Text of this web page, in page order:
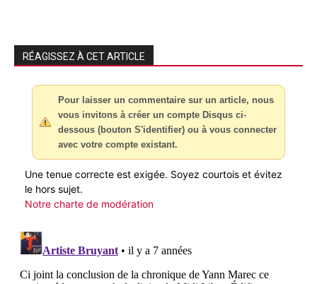
RÉAGISSEZ À CET ARTICLE
Pour laisser un commentaire sur un article, nous
vous invitons à créer un compte Disqus ci-
dessous (bouton S'identifier) ou à vous connecter
avec votre compte existant.
Une tenue correcte est exigée. Soyez courtois et évitez
le hors sujet.
Notre charte de modération